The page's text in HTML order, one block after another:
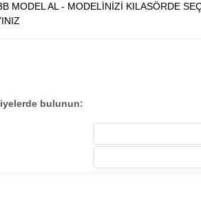
MODEL AL - MODELİNİZİ KILASÖRDE
bulunun: